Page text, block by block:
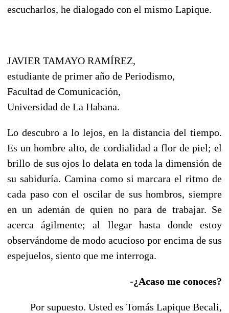
escucharlos, he dialogado con el mismo Lapique.
JAVIER TAMAYO RAMÍREZ,
estudiante de primer año de Periodismo,
Facultad de Comunicación,
Universidad de La Habana.
Lo descubro a lo lejos, en la distancia del tiempo.
Es un hombre alto, de cordialidad a flor de piel; el
brillo de sus ojos lo delata en toda la dimensión de
su sabiduría. Camina como si marcara el ritmo de
cada paso con el oscilar de sus hombros, siempre
en un ademán de quien no para de trabajar. Se
acerca ágilmente; al llegar hasta donde estoy
observándome de modo acucioso por encima de sus
espejuelos, siento que me interroga.
-¿Acaso me conoces?
Por supuesto. Usted es Tomás Lapique Becali,